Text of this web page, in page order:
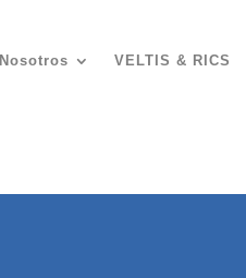
Nosotros VELTIS & RICS